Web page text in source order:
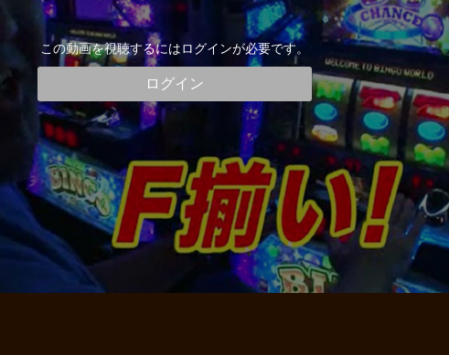
この動画を視聴するにはログインが必要です。
ログイン